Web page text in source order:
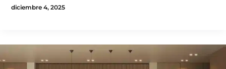
diciembre 4, 2025